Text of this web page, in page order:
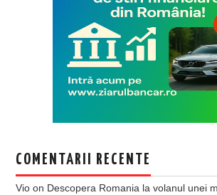
COMENTARII RECENTE
Vio on Descopera Romania la volanul unei